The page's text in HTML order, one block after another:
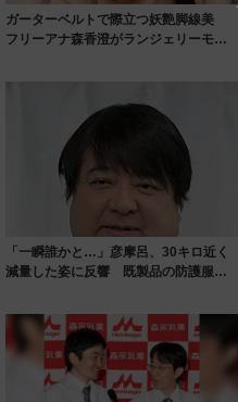
ガーターベルトで際立つ妖艶脚線美
フリーアナ森香澄がランジェリーモデ
「一瞬誰かと…」彦摩呂、30キロ近く
減量した姿に反響 既製品の防護服が